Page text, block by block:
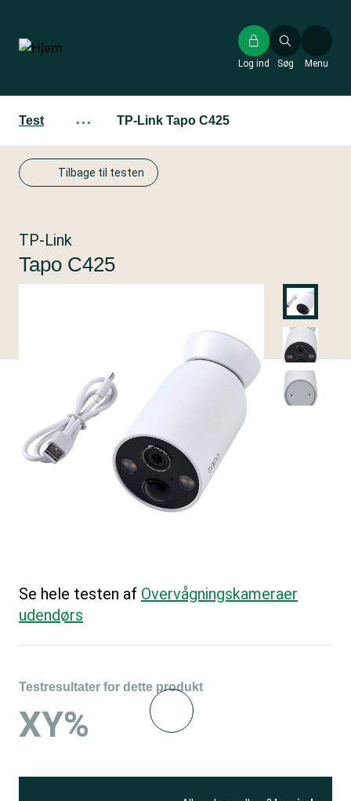
hovedindhold
Søg
Log ind Menu
Test ··· TP-Link Tapo C425
Tilbage til testen
TP-Link
Tapo C425
Se hele testen af Overvågningskameraer
udendørs
Testresultater for dette produkt
XY%